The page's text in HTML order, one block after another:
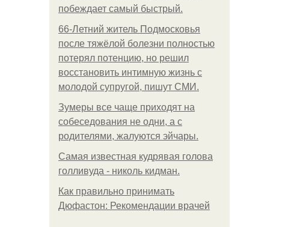
побеждает самый быстрый.
66-Летний житель Подмосковья
после тяжёлой болезни полностью
потерял потенцию, но решил
восстановить интимную жизнь с
молодой супругой, пишут СМИ.
Зумеры все чаще приходят на
собеседования не одни, а с
родителями, жалуются эйчары.
Самая известная кудрявая голова
голливуда - николь кидман.
Как правильно принимать
Дюфастон: Рекомендации врачей